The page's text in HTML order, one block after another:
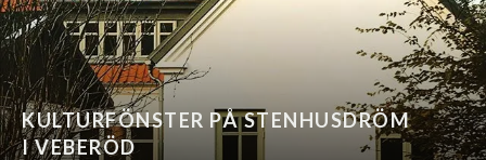
KULTURFÖNSTER PÅ STENHUSDRÖM
I VEBERÖD